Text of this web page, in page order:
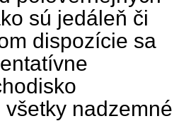
sú jedáleň či
dispozície sa
nadzemné